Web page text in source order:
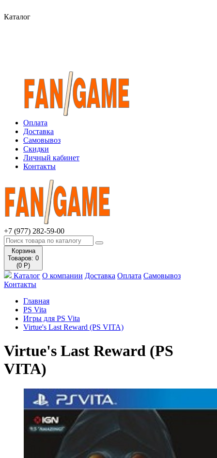
Каталог
Оплата
Доставка
Самовывоз
Скидки
Личный кабинет
Контакты
+7 (977) 282-59-00
Корзина
Товаров: 0
(0 Р)
Каталог О компании Доставка Оплата Самовывоз
Контакты
Главная
PS Vita
Игры для PS Vita
Virtue's Last Reward (PS VITA)
Virtue's Last Reward (PS
VITA)